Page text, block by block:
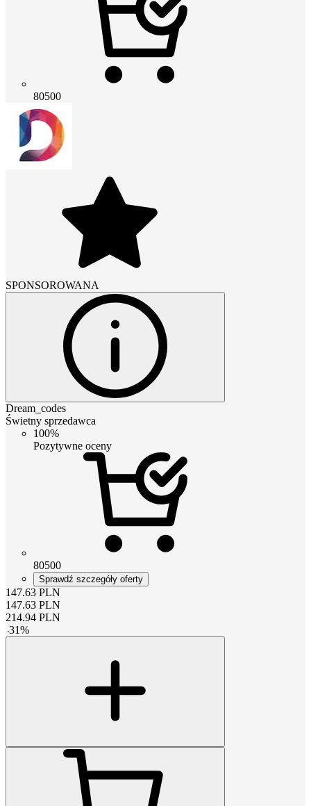
80500
SPONSOROWANA
Dream_codes
Świetny sprzedawca
100%
Pozytywne oceny
80500
Sprawdź szczegóły oferty
147.63 PLN
147.63 PLN
214.94 PLN
-31%